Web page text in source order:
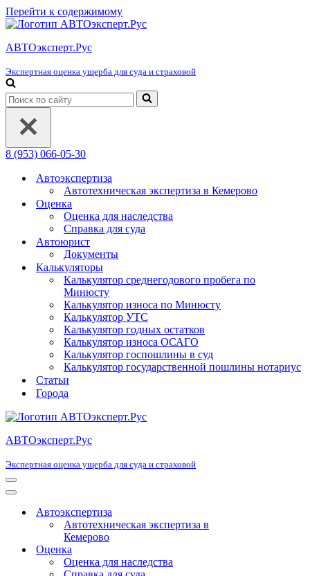
Перейти к содержимому
АВТОэксперт.Рус
Экспертная оценка ущерба для суда и страховой
Искать...
8 (953) 066-05-30
Автоэкспертиза
Автотехническая экспертиза в Кемерово
Оценка
Оценка для наследства
Справка для суда
Автоюрист
Документы
Калькуляторы
Калькулятор среднегодового пробега по
Минюсту
Калькулятор износа по Минюсту
Калькулятор УТС
Калькулятор годных остатков
Калькулятор износа ОСАГО
Калькулятор госпошлины в суд
Калькулятор государственной пошлины нотариус
Статьи
Города
АВТОэксперт.Рус
Экспертная оценка ущерба для суда и страховой
Меню
навигации
Меню
навигацииАвтоэкспертиза
Автотехническая экспертиза в
Кемерово
Оценка
Оценка для наследства